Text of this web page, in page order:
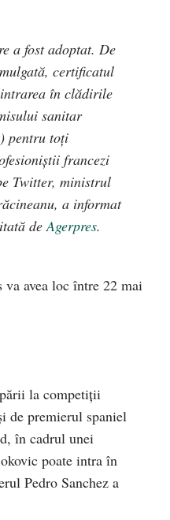
a fost adoptat. De
certificatul
în clădirile
sanitar
pentru toţi
francezi
Twitter, ministrul
a informat
de Agerpres.
avea loc între 22 mai
la competiții
de premierul spaniel
în cadrul unei
poate intra în
Pedro Sanchez a